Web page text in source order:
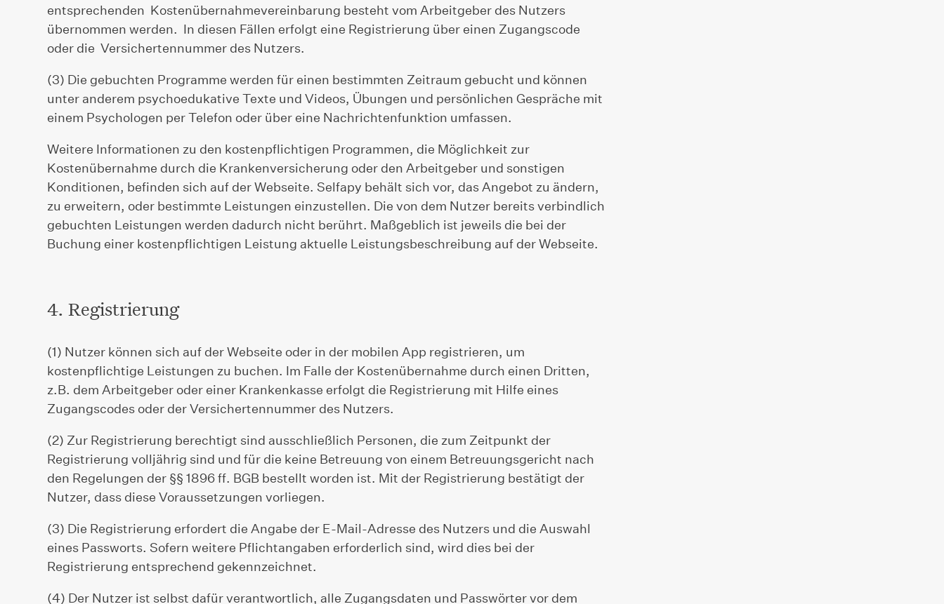
entsprechenden Kostenübernahmevereinbarung besteht vom Arbeitgeber des Nutzers
übernommen werden. In diesen Fällen erfolgt eine Registrierung über einen Zugangscode
oder die Versichertennummer des Nutzers.
(3) Die gebuchten Programme werden für einen bestimmten Zeitraum gebucht und können
unter anderem psychoedukative Texte und Videos, Übungen und persönlichen Gespräche mit
einem Psychologen per Telefon oder über eine Nachrichtenfunktion umfassen.
Weitere Informationen zu den kostenpflichtigen Programmen, die Möglichkeit zur
Kostenübernahme durch die Krankenversicherung oder den Arbeitgeber und sonstigen
Konditionen, befinden sich auf der Webseite. Selfapy behält sich vor, das Angebot zu ändern,
zu erweitern, oder bestimmte Leistungen einzustellen. Die von dem Nutzer bereits verbindlich
gebuchten Leistungen werden dadurch nicht berührt. Maßgeblich ist jeweils die bei der
Buchung einer kostenpflichtigen Leistung aktuelle Leistungsbeschreibung auf der Webseite.
4. Registrierung
(1) Nutzer können sich auf der Webseite oder in der mobilen App registrieren, um
kostenpflichtige Leistungen zu buchen. Im Falle der Kostenübernahme durch einen Dritten,
z.B. dem Arbeitgeber oder einer Krankenkasse erfolgt die Registrierung mit Hilfe eines
Zugangscodes oder der Versichertennummer des Nutzers.
(2) Zur Registrierung berechtigt sind ausschließlich Personen, die zum Zeitpunkt der
Registrierung volljährig sind und für die keine Betreuung von einem Betreuungsgericht nach
den Regelungen der §§ 1896 ff. BGB bestellt worden ist. Mit der Registrierung bestätigt der
Nutzer, dass diese Voraussetzungen vorliegen.
(3) Die Registrierung erfordert die Angabe der E-Mail-Adresse des Nutzers und die Auswahl
eines Passworts. Sofern weitere Pflichtangaben erforderlich sind, wird dies bei der
Registrierung entsprechend gekennzeichnet.
(4) Der Nutzer ist selbst dafür verantwortlich, alle Zugangsdaten und Passwörter vor dem